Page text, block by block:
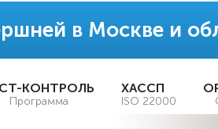
в Москве и
КОНТРОЛЬ
Программа
ХАССП
ISO 22000